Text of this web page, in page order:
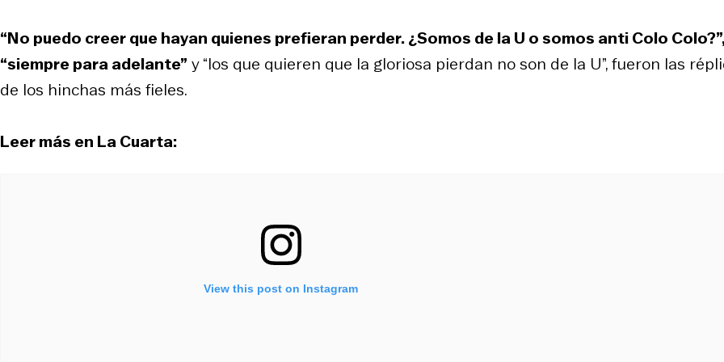
View this post on Instagram
“No puedo creer que hayan quienes prefieran perder. ¿Somos de la U o somos anti Colo
“siempre para adelante” y “los que quieren que la gloriosa pierdan no son de la U”, fueron las
de los hinchas más fieles.
Leer más en La Cuarta: